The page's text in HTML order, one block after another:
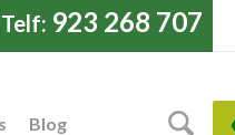
Telf: 923 268 707
Blog